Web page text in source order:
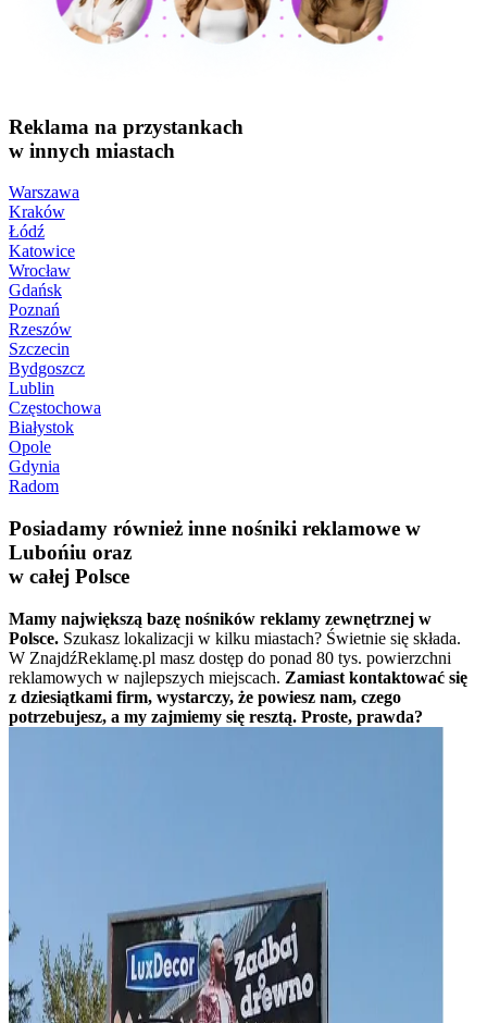
Reklama na przystankach
w innych miastach
Warszawa
Kraków
Łódź
Katowice
Wrocław
Gdańsk
Poznań
Rzeszów
Szczecin
Bydgoszcz
Lublin
Częstochowa
Białystok
Opole
Gdynia
Radom
Posiadamy również inne nośniki reklamowe w
Lubońiu oraz
w całej Polsce
Mamy największą bazę nośników reklamy zewnętrznej w
Polsce. Szukasz lokalizacji w kilku miastach? Świetnie się składa.
W ZnajdźReklamę.pl masz dostęp do ponad 80 tys. powierzchni
reklamowych w najlepszych miejscach. Zamiast kontaktować się
z dziesiątkami firm, wystarczy, że powiesz nam, czego
potrzebujesz, a my zajmiemy się resztą. Proste, prawda?